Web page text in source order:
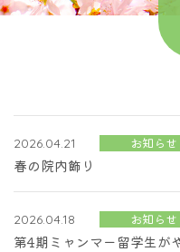
2026.04.21 お知らせ
春の院内飾り
2026.04.18 お知らせ
第4期ミャンマー留学生が